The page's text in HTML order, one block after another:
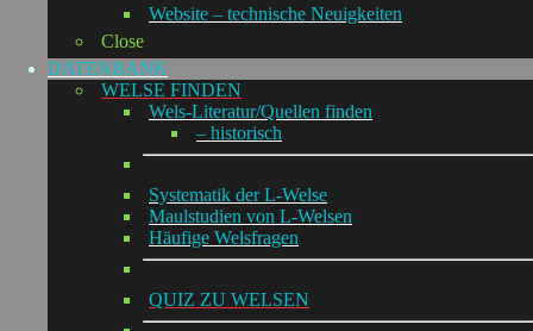
Website – technische Neuigkeiten
Close
DATENBANK
WELSE FINDEN
Wels-Literatur/Quellen finden
– historisch
Systematik der L-Welse
Maulstudien von L-Welsen
Häufige Welsfragen
QUIZ ZU WELSEN